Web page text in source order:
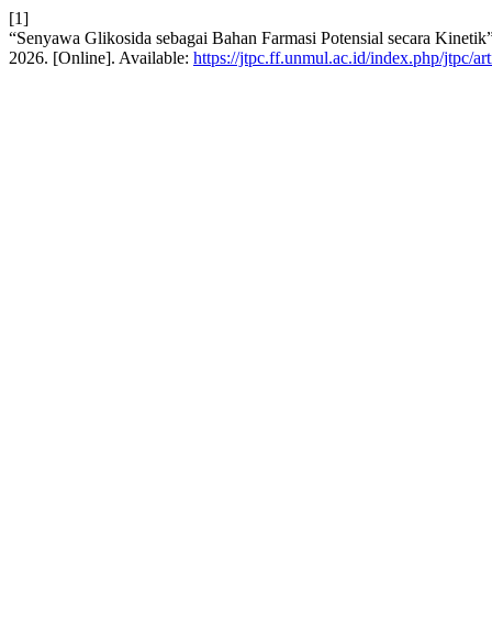
[1]
“Senyawa Glikosida sebagai Bahan Farmasi Potensial secara
2026. [Online]. Available: https://jtpc.ff.unmul.ac.id/index.php/jtpc/